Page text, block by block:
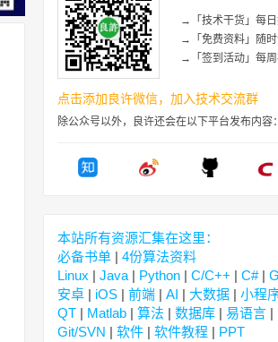
→「技术干货」每
→「免费资料」随时
→「签到活动」每周
点击添加良许微信，加入技术交流群
除公众号以外，良许还会在以下平台发布内容：
本站所有资源汇集在这里：
必备书单 | 4份算法资料
Linux | Java | Python | C/C++ | C#|
安卓 | iOS | 前端 | AI | 大数据 | 小程
QT | Matlab | 算法 | 数据库 | 易语言 |
Git/SVN | 软件 | 软件教程 | PPT